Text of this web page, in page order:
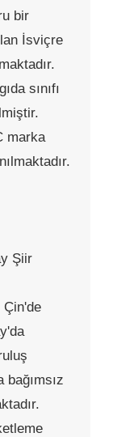
bir
İsviçre
sınıfı
marka
Şiir